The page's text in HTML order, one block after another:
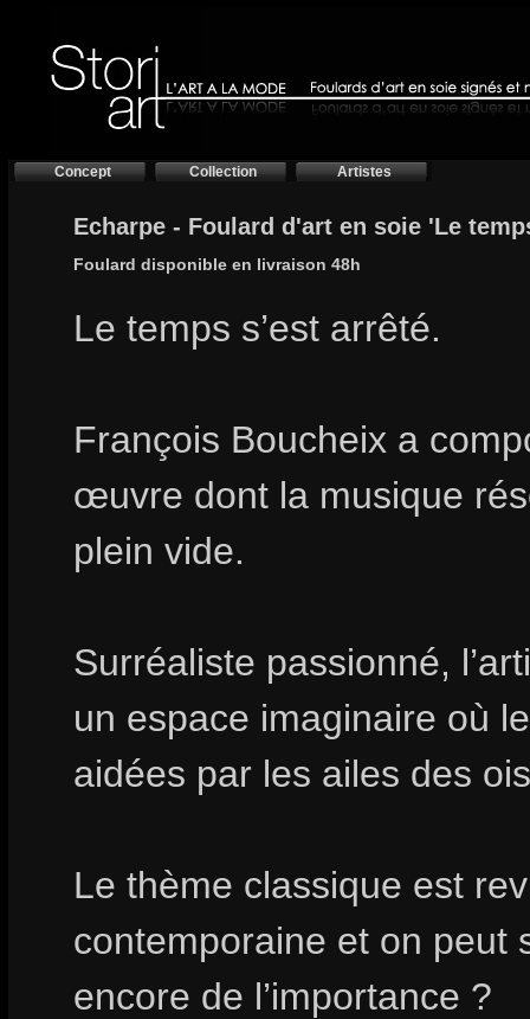
Concept Collection Artistes
Echarpe - Foulard d'art en soie 'Le
Foulard disponible en livraison 48h
Le temps s’est arrêté.
François Boucheix a
œuvre dont la musique
plein vide.
Surréaliste passionné,
un espace imaginaire où
aidées par les ailes des
Le thème classique est
contemporaine et on peut
encore de l’importance ?